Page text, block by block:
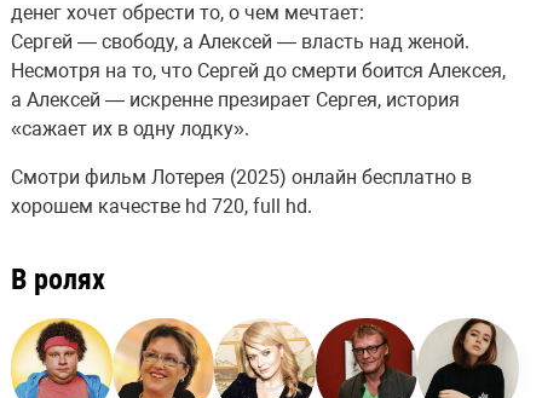
денег хочет обрести то, о чем мечтает:
Сергей — свободу, а Алексей — власть над женой.
Несмотря на то, что Сергей до смерти боится Алексея,
а Алексей — искренне презирает Сергея, история
«сажает их в одну лодку».
Смотри фильм Лотерея (2025) онлайн бесплатно в
хорошем качестве hd 720, full hd.
В ролях